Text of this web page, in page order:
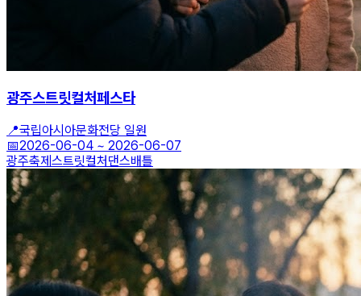
광주스트릿컬처페스타
📍국립아시아문화전당 일원
📅2026-06-04 ~ 2026-06-07
광주축제스트릿컬처댄스배틀